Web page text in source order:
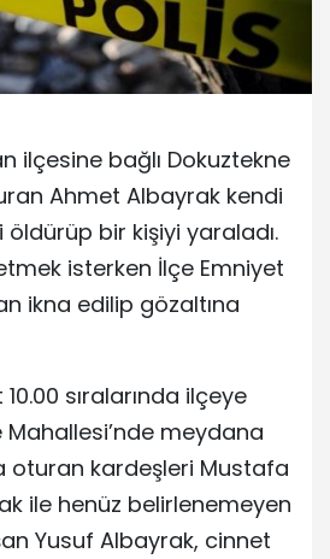
ilçesine bağlı Dokuztekne
Ahmet Albayrak kendi
bir kişiyi yaraladı.
isterken İlçe Emniyet
ikna edilip gözaltına
sıralarında ilçeye
Mahallesi’nde meydana
oturan kardeşleri Mustafa
ile henüz belirlenemeyen
Yusuf Albayrak, cinnet